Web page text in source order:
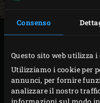
Consenso
Questo sito web utilizza i
Utilizziamo i cookie per
annunci, per fornire
analizzare il nostro
Segare entrambe
parti di
per almeno un’ora.